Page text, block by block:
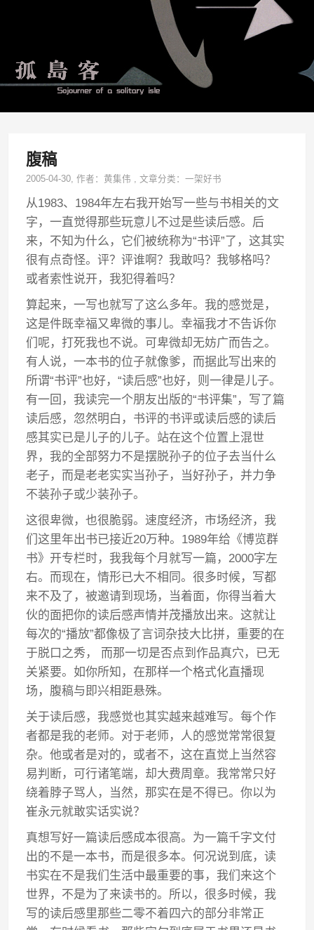
腹稿
2005-04-30, 作者：黄集伟 ,文章分类：一架好书
从1983、1984年左右我开始写一些与书相关的文
字，一直觉得那些玩意儿不过是些读后感。后
来，不知为什么，它们被统称为“书评”了，这其实
很有点奇怪。评？评谁啊？我敢吗？我够格吗？
或者索性说开，我犯得着吗？
算起来，一写也就写了这么多年。我的感觉是，
这是件既幸福又卑微的事儿。幸福我才不告诉你
们呢，打死我也不说。可卑微却无妨广而告之。
有人说，一本书的位子就像爹，而据此写出来的
所谓“书评”也好，“读后感”也好，则一律是儿子。
有一回，我读完一个朋友出版的“书评集”，写了篇
读后感，忽然明白，书评的书评或读后感的读后
感其实已是儿子的儿子。站在这个位置上混世
界，我的全部努力不是摆脱孙子的位子去当什么
老子，而是老老实实当孙子，当好孙子，并力争
不装孙子或少装孙子。
这很卑微，也很脆弱。速度经济，市场经济，我
们这里年出书已接近20万种。1989年给《博览群
书》开专栏时，我我每个月就写一篇，2000字左
右。而现在，情形已大不相同。很多时候，写都
来不及了，被邀请到现场，当着面，你得当着大
伙的面把你的读后感声情并茂播放出来。这就让
每次的“播放”都像极了言词杂技大比拼，重要的在
于脱口之秀， 而那一切是否点到作品真穴，已无
关紧要。如你所知，在那样一个格式化直播现
场，腹稿与即兴相距悬殊。
关于读后感，我感觉也其实越来越难写。每个作
者都是我的老师。对于老师，人的感觉常常很复
杂。他或者是对的，或者不，这在直觉上当然容
易判断，可行诸笔端，却大费周章。我常常只好
绕着脖子骂人，当然，那实在是不得已。你以为
崔永元就敢实话实说？
真想写好一篇读后感成本很高。为一篇千字文付
出的不是一本书，而是很多本。何况说到底，读
书实在不是我们生活中最重要的事，我们来这个
世界，不是为了来读书的。所以，很多时候，我
写的读后感里那些二零不着四六的部分非常正